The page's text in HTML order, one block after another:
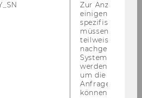
Zur Anzeige von
einigen WU-
spezifischen
müssen
teilweise von
nachgelagerten
System
werden.
um die Antwort
Anfrage
können.